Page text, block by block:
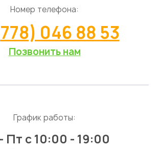
Номер телефона:
046 88 53
Позвонить нам
График работы:
Пт с 10:00 - 19:00